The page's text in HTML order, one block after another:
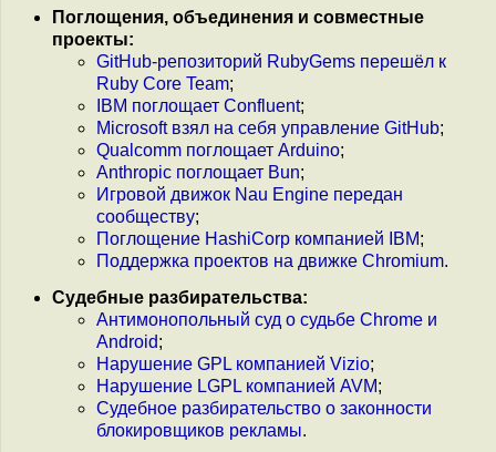
Поглощения, объединения и совместные
проекты:
GitHub-репозиторий RubyGems перешёл к
Ruby Core Team;
IBM поглощает Confluent;
Microsoft взял на себя управление GitHub;
Qualcomm поглощает Arduino;
Anthropic поглощает Bun;
Игровой движок Nau Engine передан
сообществу;
Поглощение HashiCorp компанией IBM;
Поддержка проектов на движке Chromium.
Судебные разбирательства:
Антимонопольный суд о судьбе Chrome и
Android;
Нарушение GPL компанией Vizio;
Нарушение LGPL компанией AVM;
Судебное разбирательство о законности
блокировщиков рекламы.